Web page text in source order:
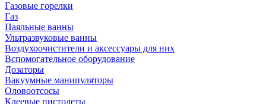
Газовые горелки
Газ
Паяльные ванны
Ультразвуковые ванны
Воздухоочистители и аксессуары для них
Вспомогательное оборудование
Дозаторы
Вакуумные манипуляторы
Оловоотсосы
Клеевые пистолеты